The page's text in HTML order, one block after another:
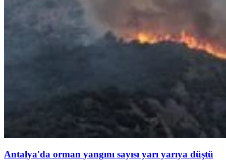
Antalya'da orman yangını sayısı yarı yarıya düştü